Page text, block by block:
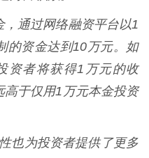
通过网络融资平台以1
的资金达到10万元。如
资者将获得1万元的收
高于仅用1万元本金投资
也为投资者提供了更多